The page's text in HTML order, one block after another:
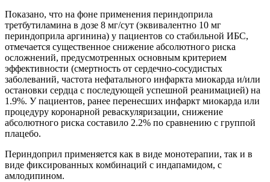
Показано, что на фоне применения периндоприла
третбутиламина в дозе 8 мг/сут (эквивалентно 10 мг
периндоприла аргинина) у пациентов со стабильной ИБС,
отмечается существенное снижение абсолютного риска
осложнений, предусмотренных основным критерием
эффективности (смертность от сердечно-сосудистых
заболеваний, частота нефатального инфаркта миокарда и/или
остановки сердца с последующей успешной реанимацией) на
1.9%. У пациентов, ранее перенесших инфаркт миокарда или
процедуру коронарной реваскуляризации, снижение
абсолютного риска составило 2.2% по сравнению с группой
плацебо.
Периндоприл применяется как в виде монотерапии, так и в
виде фиксированных комбинаций с индапамидом, с
амлодипином.